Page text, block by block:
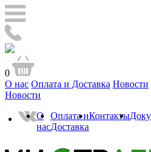
0
О нас Оплата и Доставка Новости
Новости
О
нас
Оплата и
Доставка
Контакты